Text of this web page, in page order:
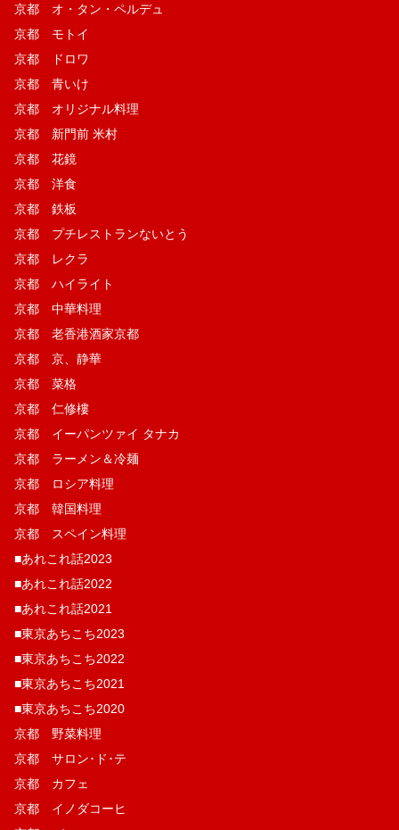
京都 オ・タン・ペルデュ
京都 モトイ
京都 ドロワ
京都 青いけ
京都 オリジナル料理
京都 新門前 米村
京都 花鏡
京都 洋食
京都 鉄板
京都 プチレストランないとう
京都 レクラ
京都 ハイライト
京都 中華料理
京都 老香港酒家京都
京都 京、静華
京都 菜格
京都 仁修樓
京都 イーパンツァイ タナカ
京都 ラーメン＆冷麺
京都 ロシア料理
京都 韓国料理
京都 スペイン料理
■あれこれ話2023
■あれこれ話2022
■あれこれ話2021
■東京あちこち2023
■東京あちこち2022
■東京あちこち2021
■東京あちこち2020
京都 野菜料理
京都 サロン･ド･テ
京都 カフェ
京都 イノダコーヒ